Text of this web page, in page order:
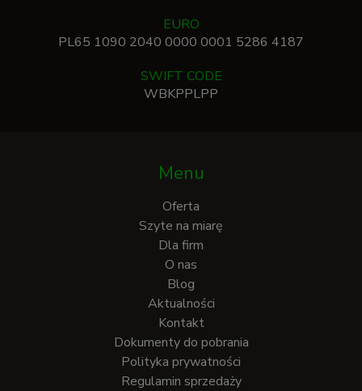
EURO
PL65 1090 2040 0000 0001 5286 4187
SWIFT CODE
WBKPPLPP
Menu
Oferta
Szyte na miarę
Dla firm
O nas
Blog
Aktualności
Kontakt
Dokumenty do pobrania
Polityka prywatności
Regulamin sprzedaży